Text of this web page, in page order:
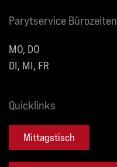
Parytservice Bürozeiten
MO, DO
DI, MI, FR
Quicklinks
Mittagstisch